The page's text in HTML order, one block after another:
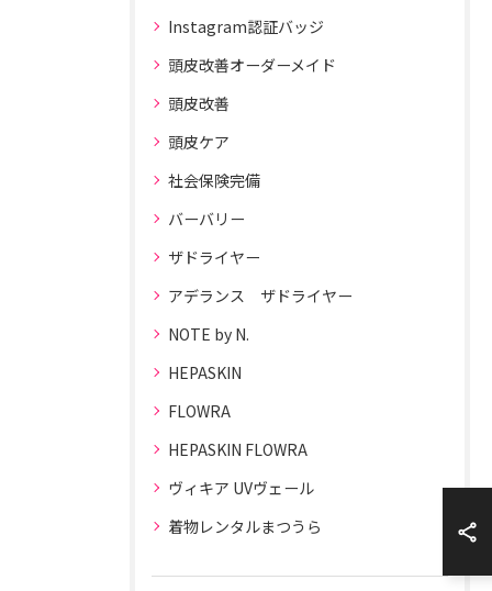
Instagram認証バッジ
頭皮改善オーダーメイド
頭皮改善
頭皮ケア
社会保険完備
バーバリー
ザドライヤー
アデランス ザドライヤー
NOTE by N.
HEPASKIN
FLOWRA
HEPASKIN FLOWRA
ヴィキア UVヴェール
着物レンタルまつうら